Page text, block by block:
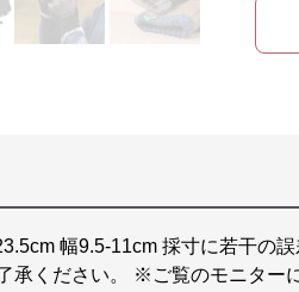
幅9.5-11cm 採寸に若干の誤
承ください。 ※ご覧のモニター